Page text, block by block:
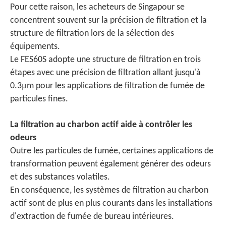
Pour cette raison, les acheteurs de Singapour se
concentrent souvent sur la précision de filtration et la
structure de filtration lors de la sélection des
équipements.
Le FES60S adopte une structure de filtration en trois
étapes avec une précision de filtration allant jusqu'à
0.3μm pour les applications de filtration de fumée de
particules fines.
La filtration au charbon actif aide à contrôler les
odeurs
Outre les particules de fumée, certaines applications de
transformation peuvent également générer des odeurs
et des substances volatiles.
En conséquence, les systèmes de filtration au charbon
actif sont de plus en plus courants dans les installations
d'extraction de fumée de bureau intérieures.